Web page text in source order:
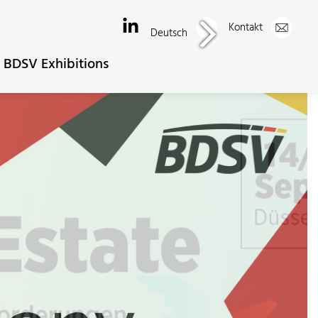
BDSV Exhibitions
Deutsch Kontakt